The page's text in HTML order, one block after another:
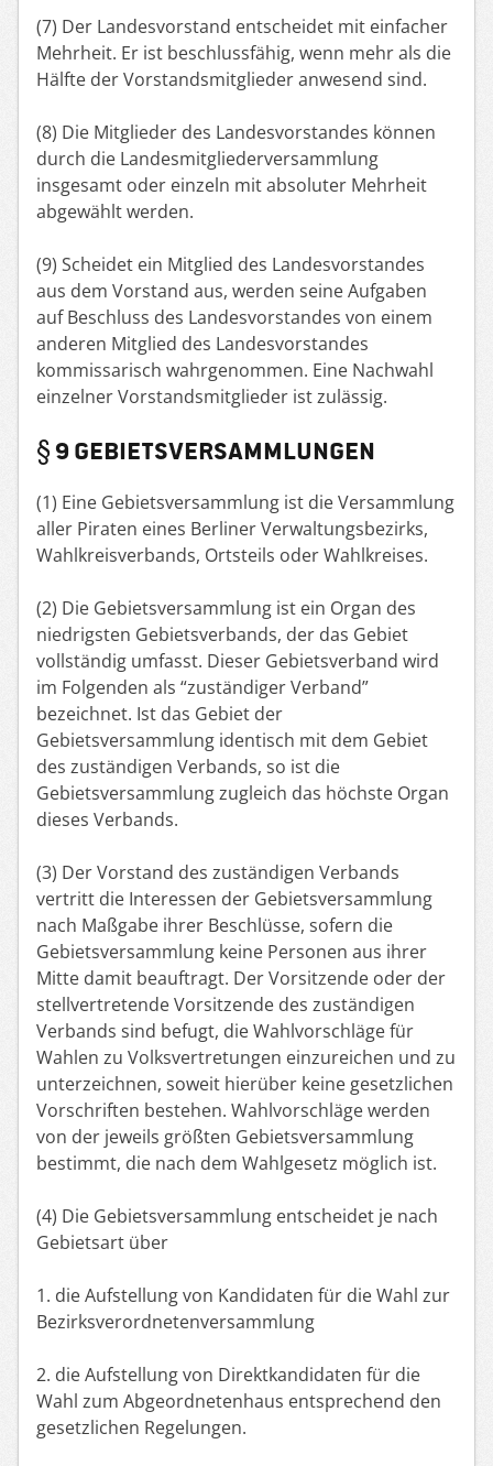
(7) Der Landesvorstand entscheidet mit einfacher
Mehrheit. Er ist beschlussfähig, wenn mehr als die
Hälfte der Vorstandsmitglieder anwesend sind.
(8) Die Mitglieder des Landesvorstandes können
durch die Landesmitgliederversammlung
insgesamt oder einzeln mit absoluter Mehrheit
abgewählt werden.
(9) Scheidet ein Mitglied des Landesvorstandes
aus dem Vorstand aus, werden seine Aufgaben
auf Beschluss des Landesvorstandes von einem
anderen Mitglied des Landesvorstandes
kommissarisch wahrgenommen. Eine Nachwahl
einzelner Vorstandsmitglieder ist zulässig.
§ 9 GEBIETSVERSAMMLUNGEN
(1) Eine Gebietsversammlung ist die Versammlung
aller Piraten eines Berliner Verwaltungsbezirks,
Wahlkreisverbands, Ortsteils oder Wahlkreises.
(2) Die Gebietsversammlung ist ein Organ des
niedrigsten Gebietsverbands, der das Gebiet
vollständig umfasst. Dieser Gebietsverband wird
im Folgenden als “zuständiger Verband”
bezeichnet. Ist das Gebiet der
Gebietsversammlung identisch mit dem Gebiet
des zuständigen Verbands, so ist die
Gebietsversammlung zugleich das höchste Organ
dieses Verbands.
(3) Der Vorstand des zuständigen Verbands
vertritt die Interessen der Gebietsversammlung
nach Maßgabe ihrer Beschlüsse, sofern die
Gebietsversammlung keine Personen aus ihrer
Mitte damit beauftragt. Der Vorsitzende oder der
stellvertretende Vorsitzende des zuständigen
Verbands sind befugt, die Wahlvorschläge für
Wahlen zu Volksvertretungen einzureichen und zu
unterzeichnen, soweit hierüber keine gesetzlichen
Vorschriften bestehen. Wahlvorschläge werden
von der jeweils größten Gebietsversammlung
bestimmt, die nach dem Wahlgesetz möglich ist.
(4) Die Gebietsversammlung entscheidet je nach
Gebietsart über
1. die Aufstellung von Kandidaten für die Wahl zur
Bezirksverordnetenversammlung
2. die Aufstellung von Direktkandidaten für die
Wahl zum Abgeordnetenhaus entsprechend den
gesetzlichen Regelungen.